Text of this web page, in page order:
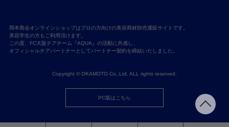
岡本商会オンラインショップはプロの方向けの美容商材卸売通販サイトです。
美容学生の方もご利用頂けます。
この度、FC大阪チアチーム『AQUA』の活動に共感し、
オフィシャルチアパートナーとしてパートナー契約を締結いたしました。
Copyright © OKAMOTO Co,.Ltd. ALL rights reserved.
PC版はこちら